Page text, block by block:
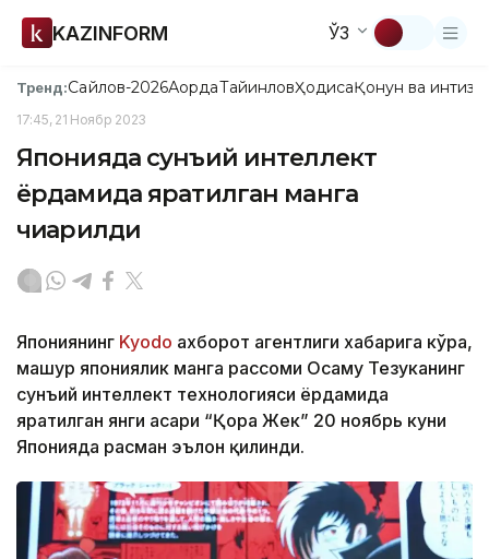
KAZINFORM ЎЗ
Тренд:Сайлов-2026АқордаТайинловҲодисаҚонун ва
17:45, 21 Ноябр 2023
Японияда сунъий интеллект
ёрдамида яратилган манга
чиқарилди
Япониянинг Kyodo ахборот агентлиги хабарига кўра,
машҳур япониялик манга рассоми Осаму Тезуканинг
сунъий интеллект технологияси ёрдамида
яратилган янги асари “Қора Жек” 20 ноябрь куни
Японияда расман эълон қилинди.